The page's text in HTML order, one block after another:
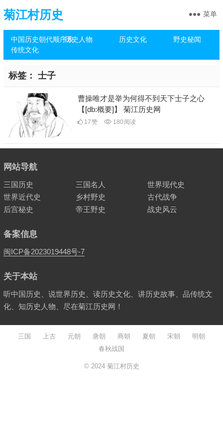
菊江村历史
中国历史朝代顺序表历史人物 历史文化
野史秘闻
传统文化
菜单
标签： 士子
曹操唯才是举为何得不到天下士子之心
【[db:概要]】 菊江历史网
17赞 180 阅读
网站导航
三国历史 三国名人
世界现代史
世界近代史
乡村野史
古代战争
后宫秘史
帝王野史 战史风云
备案信息
闽ICP备2023019448号-7
关于本站
听中国历史、说世界历史、读历史文化、讲历史故事、品传统文
化、知历史人物、尽在菊江历史网！
三国 上古 元朝 唐朝 商朝 夏朝 宋朝
明朝
春秋战国
© 2024 菊江村历史